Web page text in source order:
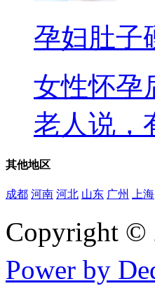
孕妇肚子
女性怀孕
老人说，
其他地区
成都 河南 河北 山东 广州 上海
Copyright ©
Power by